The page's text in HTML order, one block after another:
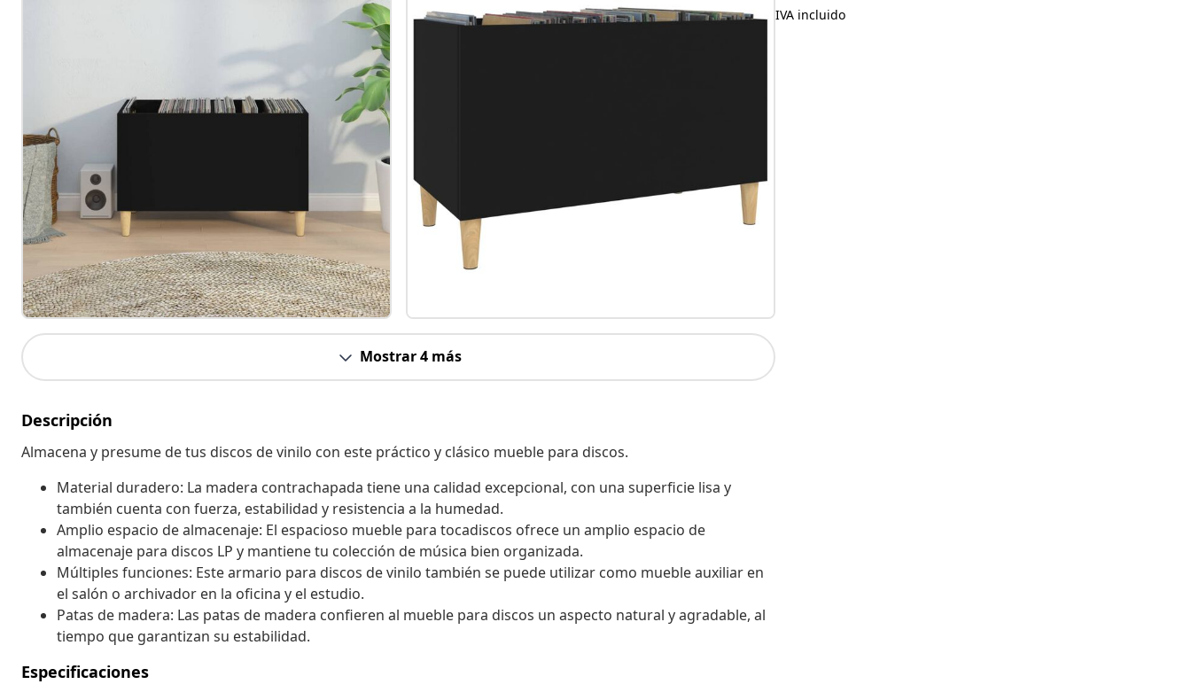
Mostrar 4 más
Descripción
Almacena y presume de tus discos de vinilo con este práctico y clásico mueble para discos.
Material duradero: La madera contrachapada tiene una calidad excepcional, con una superficie lisa y
también cuenta con fuerza, estabilidad y resistencia a la humedad.
Amplio espacio de almacenaje: El espacioso mueble para tocadiscos ofrece un amplio espacio de
almacenaje para discos LP y mantiene tu colección de música bien organizada.
Múltiples funciones: Este armario para discos de vinilo también se puede utilizar como mueble auxiliar en
el salón o archivador en la oficina y el estudio.
Patas de madera: Las patas de madera confieren al mueble para discos un aspecto natural y agradable, al
tiempo que garantizan su estabilidad.
Especificaciones
IVA incluido